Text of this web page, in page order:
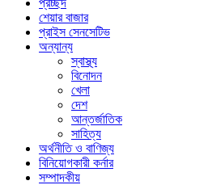
প্রচ্ছদ
শেয়ার বাজার
প্রাইস সেনসেটিভ
অন্যান্য
স্বাস্থ্য
বিনোদন
খেলা
দেশ
আন্তর্জাতিক
সাহিত্য
অর্থনীতি ও বাণিজ্য
বিনিয়োগকারী কর্নার
সম্পাদকীয়